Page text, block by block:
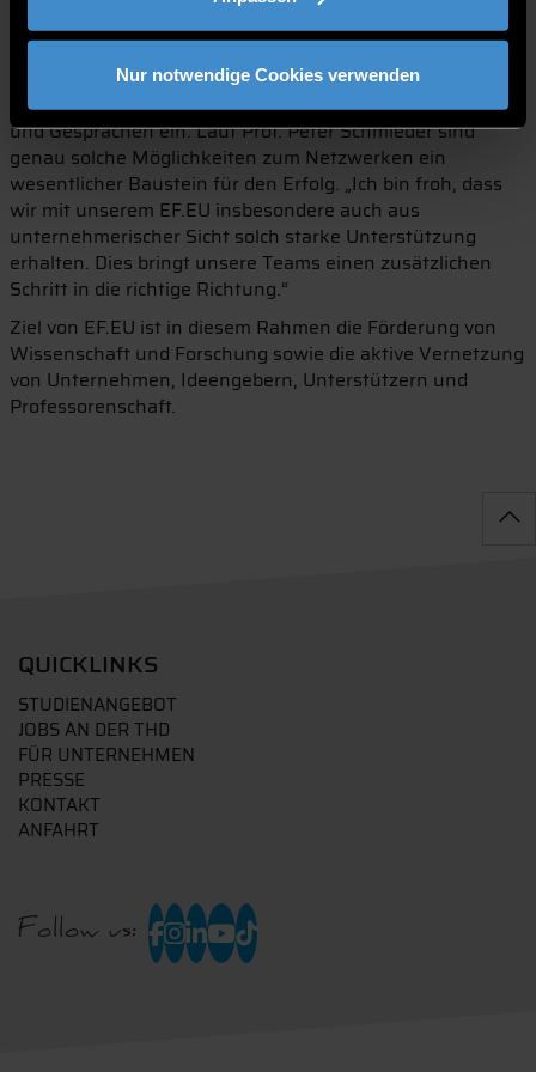
Nur notwendige Cookies verwenden
überzeugen, wie die Teams ihre Produkte entlang der
Kundenbedarfe weiterentwickeln.“ Nur so könne aus
Sicht Schambecks nachhaltiger Erfolg gewährleistet
werden. Der Förderverein lud abschließend zu Pizza, Bier
und Gesprächen ein. Laut Prof. Peter Schmieder sind
genau solche Möglichkeiten zum Netzwerken ein
wesentlicher Baustein für den Erfolg. „Ich bin froh, dass
wir mit unserem EF.EU insbesondere auch aus
unternehmerischer Sicht solch starke Unterstützung
erhalten. Dies bringt unsere Teams einen zusätzlichen
Schritt in die richtige Richtung.“
Ziel von EF.EU ist in diesem Rahmen die Förderung von
Wissenschaft und Forschung sowie die aktive Vernetzung
von Unternehmen, Ideengebern, Unterstützern und
Professorenschaft.
QUICKLINKS
STUDIENANGEBOT
JOBS AN DER THD
FÜR UNTERNEHMEN
PRESSE
KONTAKT
ANFAHRT
Follow us: